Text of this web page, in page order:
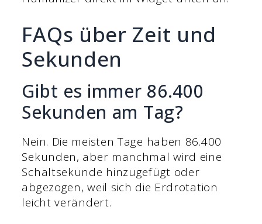
FAQs über Zeit und
Sekunden
Gibt es immer 86.400
Sekunden am Tag?
Nein. Die meisten Tage haben 86.400
Sekunden, aber manchmal wird eine
Schaltsekunde hinzugefügt oder
abgezogen, weil sich die Erdrotation
leicht verändert.